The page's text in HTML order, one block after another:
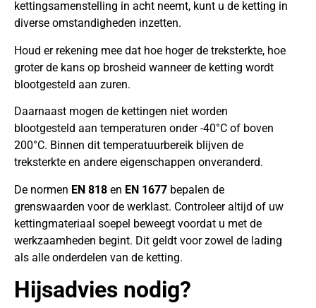
kettingsamenstelling in acht neemt, kunt u de ketting in
diverse omstandigheden inzetten.
Houd er rekening mee dat hoe hoger de treksterkte, hoe
groter de kans op brosheid wanneer de ketting wordt
blootgesteld aan zuren.
Daarnaast mogen de kettingen niet worden
blootgesteld aan temperaturen onder -40°C of boven
200°C. Binnen dit temperatuurbereik blijven de
treksterkte en andere eigenschappen onveranderd.
De normen EN 818 en EN 1677 bepalen de
grenswaarden voor de werklast. Controleer altijd of uw
kettingmateriaal soepel beweegt voordat u met de
werkzaamheden begint. Dit geldt voor zowel de lading
als alle onderdelen van de ketting.
Hijsadvies nodig?